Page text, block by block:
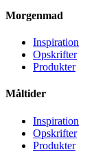
Morgenmad
Inspiration
Opskrifter
Produkter
Måltider
Inspiration
Opskrifter
Produkter